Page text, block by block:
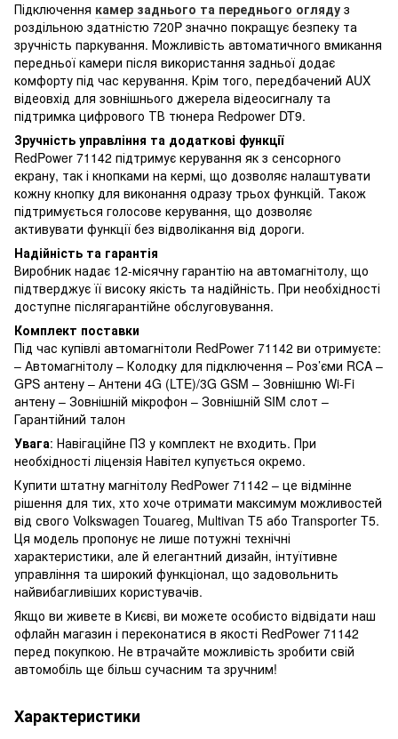
Підключення камер заднього та переднього огляду з
роздільною здатністю 720P значно покращує безпеку та
зручність паркування. Можливість автоматичного вмикання
передньої камери після використання задньої додає
комфорту під час керування. Крім того, передбачений AUX
відеовхід для зовнішнього джерела відеосигналу та
підтримка цифрового ТВ тюнера Redpower DT9.
Зручність управління та додаткові функції
RedPower 71142 підтримує керування як з сенсорного
екрану, так і кнопками на кермі, що дозволяє налаштувати
кожну кнопку для виконання одразу трьох функцій. Також
підтримується голосове керування, що дозволяє
активувати функції без відволікання від дороги.
Надійність та гарантія
Виробник надає 12-місячну гарантію на автомагнітолу, що
підтверджує її високу якість та надійність. При необхідності
доступне післягарантійне обслуговування.
Комплект поставки
Під час купівлі автомагнітоли RedPower 71142 ви отримуєте:
– Автомагнітолу – Колодку для підключення – Роз’єми RCA –
GPS антену – Антени 4G (LTE)/3G GSM – Зовнішню Wi-Fi
антену – Зовнішній мікрофон – Зовнішній SIM слот –
Гарантійний талон
Увага: Навігаційне ПЗ у комплект не входить. При
необхідності ліцензія Навітел купується окремо.
Купити штатну магнітолу RedPower 71142 – це відмінне
рішення для тих, хто хоче отримати максимум можливостей
від свого Volkswagen Touareg, Multivan T5 або Transporter T5.
Ця модель пропонує не лише потужні технічні
характеристики, але й елегантний дизайн, інтуїтивне
управління та широкий функціонал, що задовольнить
найвибагливіших користувачів.
Якщо ви живете в Києві, ви можете особисто відвідати наш
офлайн магазин і переконатися в якості RedPower 71142
перед покупкою. Не втрачайте можливість зробити свій
автомобіль ще більш сучасним та зручним!
Характеристики